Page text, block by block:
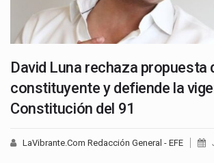
David Luna rechaza propuesta
constituyente y defiende la
Constitución del 91
LaVibrante.Com Redacción General - EFE